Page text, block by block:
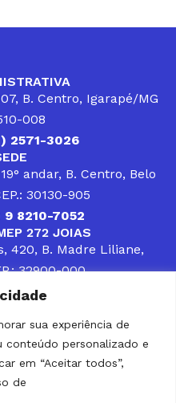
sua experiência de
conteúdo personalizado e
em “Aceitar todos”,
de
B. Centro, Igarapé/MG
008
2571-3026
andar, B. Centro, Belo
30130-905
9 8210-7052
272 JOIAS
420, B. Madre Liliane,
32900-000
ou (31) 9 8309-8660
AÇÕES E SERVIÇOS
A ASSISTÊNCIA À
QUE ATUA, SENDO
CONSORCIADOS NA
ENFRENTADAS POR
O COMPROMISSO DO